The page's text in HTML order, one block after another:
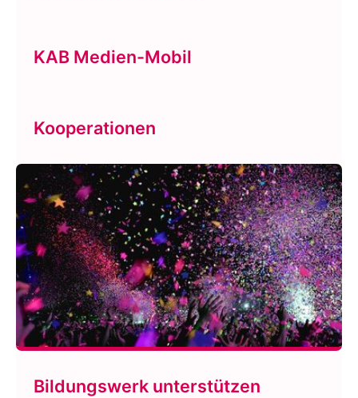
KAB Medien-Mobil
Kooperationen
Bildungswerk unterstützen